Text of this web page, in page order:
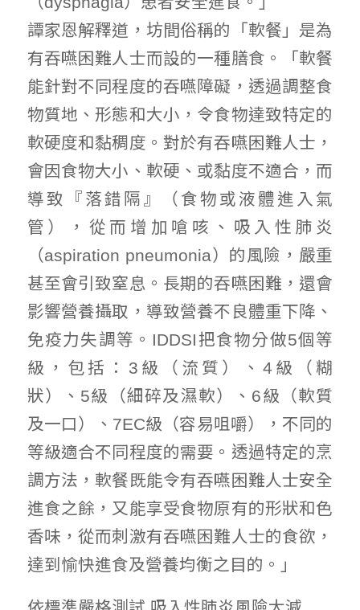
譚家恩解釋道，坊間俗稱的「軟餐」是為
有吞嚥困難人士而設的一種膳食。「軟餐
能針對不同程度的吞嚥障礙，透過調整食
物質地、形態和大小，令食物達致特定的
軟硬度和黏稠度。對於有吞嚥困難人士，
會因食物大小、軟硬、或黏度不適合，而
導致『落錯隔』（食物或液體進入氣
管），從而增加嗆咳、吸入性肺炎
（aspiration pneumonia）的風險，嚴重
甚至會引致窒息。長期的吞嚥困難，還會
影響營養攝取，導致營養不良體重下降、
免疫力失調等。IDDSI把食物分做5個等
級，包括：3級（流質）、4級（糊
狀）、5級（細碎及濕軟）、6級（軟質
及一口）、7EC級（容易咀嚼），不同的
等級適合不同程度的需要。透過特定的烹
調方法，軟餐既能令有吞嚥困難人士安全
進食之餘，又能享受食物原有的形狀和色
香味，從而刺激有吞嚥困難人士的食欲，
達到愉快進食及營養均衡之目的。」